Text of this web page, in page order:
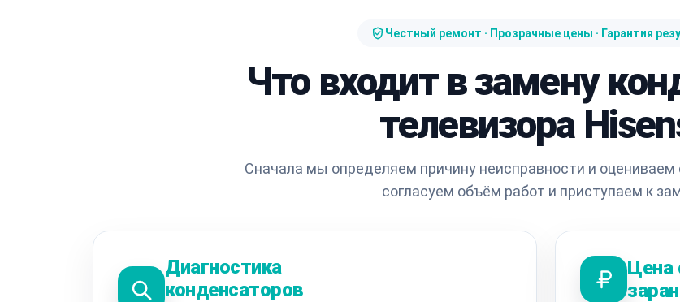
Честный ремонт · Прозрачные цены · Гарантия
Что входит в замену
телевизора
Сначала мы определяем причину неисправности и
согласуем объём работ и приступаем к
Диагностика
конденсаторов
Цена